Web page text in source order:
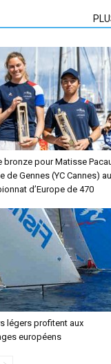
bronze pour Matisse
de Gennes (YC Cannes) au
d’Europe de 470
légers profitent aux
européens